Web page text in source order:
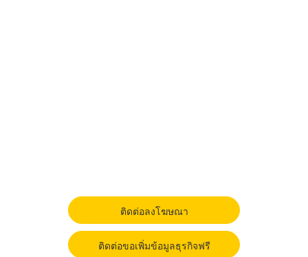
ติดต่อลงโฆษณา
ติดต่อขอเพิ่มข้อมูลธุรกิจฟรี